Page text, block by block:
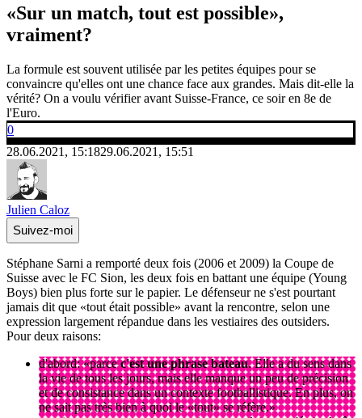
«Sur un match, tout est possible»,
vraiment?
La formule est souvent utilisée par les petites équipes pour se
convaincre qu'elles ont une chance face aux grandes. Mais dit-elle la
vérité? On a voulu vérifier avant Suisse-France, ce soir en 8e de
l'Euro.
0
28.06.2021, 15:1829.06.2021, 15:51
Julien Caloz
Suivez-moi
Stéphane Sarni a remporté deux fois (2006 et 2009) la Coupe de
Suisse avec le FC Sion, les deux fois en battant une équipe (Young
Boys) bien plus forte sur le papier. Le défenseur ne s'est pourtant
jamais dit que «tout était possible» avant la rencontre, selon une
expression largement répandue dans les vestiaires des outsiders.
Pour deux raisons:
d'abord: «parcec'est une phrase bateau. Elle a du sens dans
la vie de tous les jours, mais elle manque un peu de précision
et de consistance dans un contexte footballistique. En plus, on
ne sait pas très bien à quoi le «tout» se réfère.»